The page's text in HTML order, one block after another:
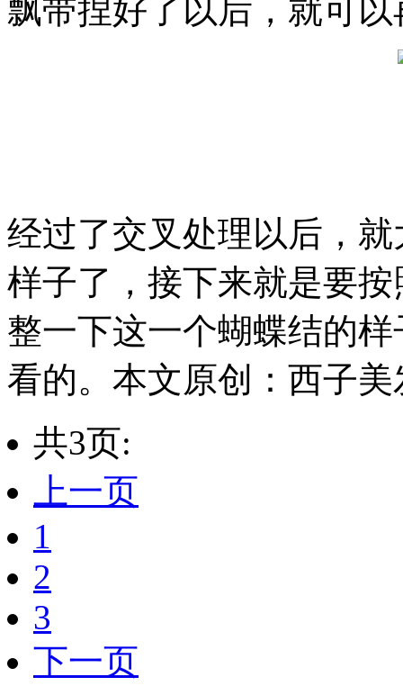
飘带捏好了以后，就可
经过了交叉处理以后，
样子了，接下来就是要
整一下这一个蝴蝶结的
看的。本文原创：西子美
共3页:
上一页
1
2
3
下一页